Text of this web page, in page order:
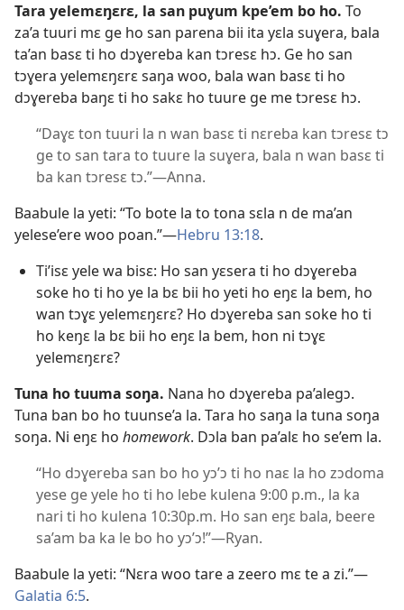
Tara yelemɛŋɛrɛ, la san puɣum kpe’em bo ho. To
za’a tuuri mɛ ge ho san parena bii ita yɛla suɣera, bala
ta’an basɛ ti ho dɔɣereba kan tɔresɛ hɔ. Ge ho san
tɔɣera yelemɛŋɛrɛ saŋa woo, bala wan basɛ ti ho
dɔɣereba baŋɛ ti ho sakɛ ho tuure ge me tɔresɛ hɔ.
“Daɣɛ ton tuuri la n wan basɛ ti nɛreba kan tɔresɛ tɔ
ge to san tara to tuure la suɣera, bala n wan basɛ ti
ba kan tɔresɛ tɔ.”​—Anna.
Baabule la yeti: “To bote la to tona sɛla n de ma’an
yelese’ere woo poan.”​—Hebru 13:18.
Ti’isɛ yele wa bisɛ: Ho san yɛsera ti ho dɔɣereba
soke ho ti ho ye la bɛ bii ho yeti ho eŋɛ la bem, ho
wan tɔɣɛ yelemɛŋɛrɛ? Ho dɔɣereba san soke ho ti
ho keŋɛ la bɛ bii ho eŋɛ la bem, hon ni tɔɣɛ
yelemɛŋɛrɛ?
Tuna ho tuuma soŋa. Nana ho dɔɣereba pa’alegɔ.
Tuna ban bo ho tuunse’a la. Tara ho saŋa la tuna soŋa
soŋa. Ni eŋɛ ho homework. Dɔla ban pa’alɛ ho se’em la.
“Ho dɔɣereba san bo ho yɔ’ɔ ti ho naɛ la ho zɔdoma
yese ge yele ho ti ho lebe kulena 9:00 p.m., la ka
nari ti ho kulena 10:30p.m. Ho san eŋɛ bala, beere
sa’am ba ka le bo ho yɔ’ɔ!”​—Ryan.
Baabule la yeti: “Nɛra woo tare a zeero mɛ te a zi.”​—
Galatia 6:5.